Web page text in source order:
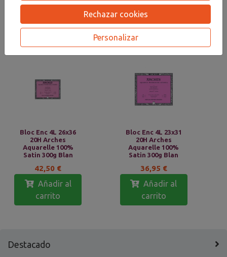
PRODUCTOSRELACIONADOS
Bloc Enc 4L 26x36
20H Arches
Aquarelle 100%
Satin 300g Blan
42,50 €
Añadir al
carrito
Bloc Enc 4L 23x31
20H Arches
Aquarelle 100%
Satin 300g Blan
36,95 €
Añadir al
carrito
Destacado
Rechazar cookies
Personalizar